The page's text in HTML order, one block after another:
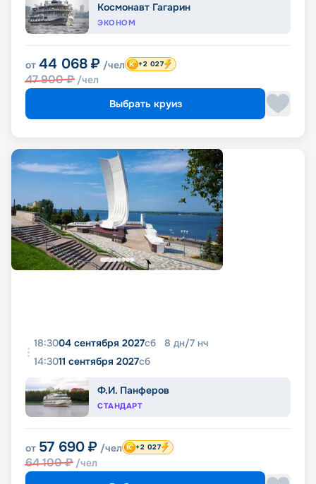
Космонавт Гагарин
ЭКОНОМ
от 44 068 ₽ /чел
47 900₽ /чел
+2 027
Выбрать круиз
18:3004 сентября 2027сб 8 дн/7 нч
14:3011 сентября 2027сб
Ф.И. Панферов
СТАНДАРТ
от 57 690 ₽ /чел
64 100₽ /чел
+2 027